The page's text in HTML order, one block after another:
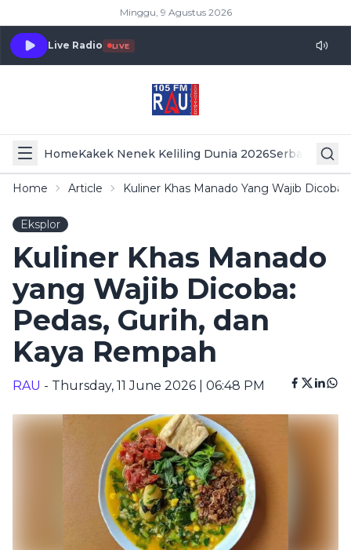
Minggu, 9 Agustus 2026
Live Radio LIVE
HomeKakek Nenek Keliling Dunia 2026Serba Serbi
Home Article Kuliner Khas Manado Yang Wajib
Eksplor
Kuliner Khas Manado
yang Wajib Dicoba:
Pedas, Gurih, dan
Kaya Rempah
RAU - Thursday, 11 June 2026 | 06:48 PM